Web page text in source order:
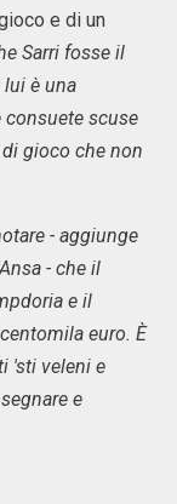
e di un
Sarri fosse il
è una
consuete scuse
gioco che non
- aggiunge
- che il
e il
euro. È
'sti veleni e
e